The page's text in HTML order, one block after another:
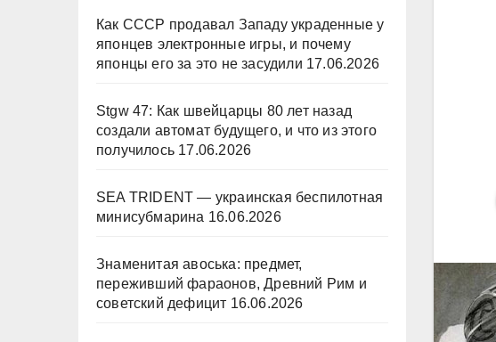
Как СССР продавал Западу украденные у
японцев электронные игры, и почему
японцы его за это не засудили 17.06.2026
Stgw 47: Как швейцарцы 80 лет назад
создали автомат будущего, и что из этого
получилось 17.06.2026
SEA TRIDENT — украинская беспилотная
минисубмарина 16.06.2026
Знаменитая авоська: предмет,
переживший фараонов, Древний Рим и
советский дефицит 16.06.2026